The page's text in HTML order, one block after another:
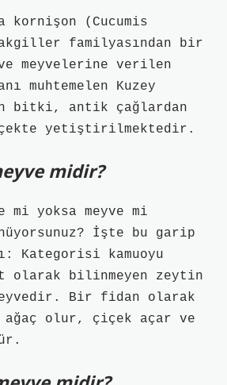
kornişon (Cucumis
familyasından bir
meyvelerine verilen
muhtemelen Kuzey
bitki, antik çağlardan
yetiştirilmektedir.
midir?
mi yoksa meyve mi
İşte bu garip
Kategorisi kamuoyu
olarak bilinmeyen zeytin
Bir fidan olarak
olur, çiçek açar ve